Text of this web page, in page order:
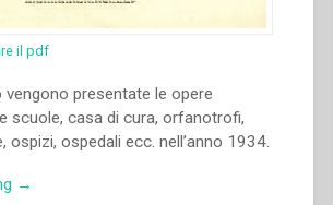
il pdf
vengono presentate le opere
scuole, casa di cura, orfanotrofi,
ospizi, ospedali ecc. nell’anno 1934.
“Archivio
→